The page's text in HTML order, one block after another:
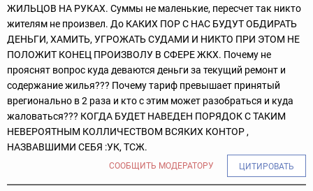
ЖИЛЬЦОВ НА РУКАХ. Суммы не маленькие, пересчет так никто
жителям не произвел. До КАКИХ ПОР С НАС БУДУТ ОБДИРАТЬ
ДЕНЬГИ, ХАМИТЬ, УГРОЖАТЬ СУДАМИ И НИКТО ПРИ ЭТОМ НЕ
ПОЛОЖИТ КОНЕЦ ПРОИЗВОЛУ В СФЕРЕ ЖКХ. Почему не
прояснят вопрос куда деваются деньги за текущий ремонт и
содержание жилья??? Почему тариф превышает принятый
врегионально в 2 раза и кто с этим может разобраться и куда
жаловаться??? КОГДА БУДЕТ НАВЕДЕН ПОРЯДОК С ТАКИМ
НЕВЕРОЯТНЫМ КОЛЛИЧЕСТВОМ ВСЯКИХ КОНТОР ,
НАЗВАВШИМИ СЕБЯ :УК, ТСЖ.
СООБЩИТЬ МОДЕРАТОРУ ЦИТИРОВАТЬ